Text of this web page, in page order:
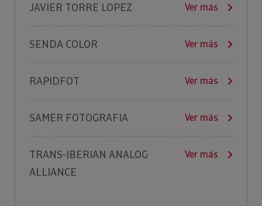
JAVIER TORRE LOPEZ Ver más
SENDA COLOR Ver más
RAPIDFOT Ver más
SAMER FOTOGRAFIA Ver más
TRANS-IBERIAN ANALOG
ALLIANCE
Ver más